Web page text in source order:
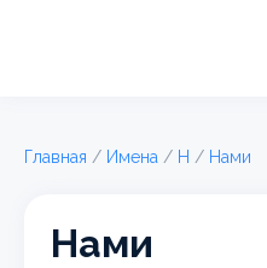
Главная / Имена / Н / Нами
Нами